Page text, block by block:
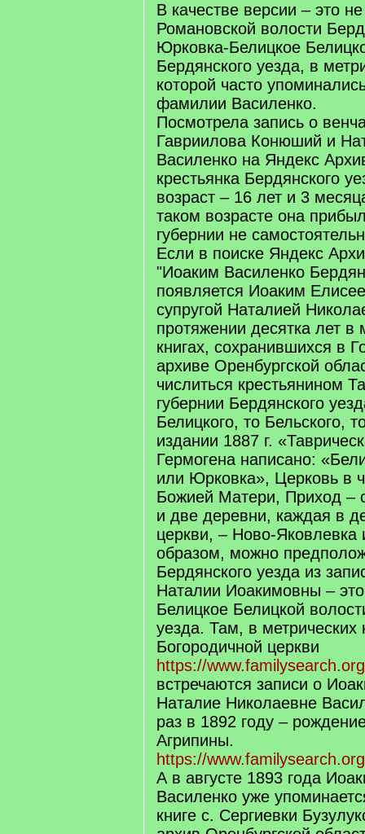
В качестве версии – это
Романовской волости
Юрковка-Белицкое
Бердянского уезда, в
которой часто
фамилии Василенко.
Посмотрела запись о
Гавриилова Конюший и
Василенко на Яндекс
крестьянка Бердянского
возраст – 16 лет и 3
таком возрасте она
губернии не
Если в поиске Яндекс
"Иоаким Василенко
появляется Иоаким
супругой Наталией
протяжении десятка лет в
книгах, сохранившихся в
архиве Оренбургской
числиться крестьянином
губернии Бердянского
Белицкого, то Бельского,
издании 1887 г.
Гермогена написано:
или Юрковка», Церковь в
Божией Матери, Приход –
и две деревни, каждая в
церкви, – Ново-Яковлевка
образом, можно
Бердянского уезда из
Наталии Иоакимовны –
Белицкое Белицкой
уезда. Там, в метрических
Богородичной церкви
https://
встречаются записи о
Наталие Николаевне
раз в 1892 году –
Агрипины.
https://
А в августе 1893 года
Василенко уже
книге с. Сергиевки